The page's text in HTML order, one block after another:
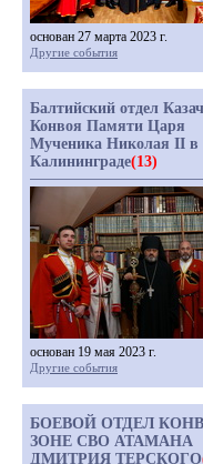
основан 27 марта 2023 г.
Другие события
Балтийский отдел
Конвоя Памяти Царя
Мученика Николая II в
Калининграде(13)
основан 19 мая 2023 г.
Другие события
БОЕВОЙ ОТДЕЛ
ЗОНЕ СВО АТАМАНА
ДМИТРИЯ ТЕРСКОГО